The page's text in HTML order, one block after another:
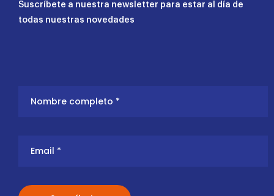
Suscríbete a nuestra newsletter para estar al día de
todas nuestras novedades